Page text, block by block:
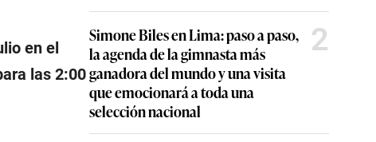
en el
las 2:00
Simone Biles en Lima: paso a paso,
la agenda de la gimnasta más
ganadora del mundo y una visita
que emocionará a toda una
selección nacional
2